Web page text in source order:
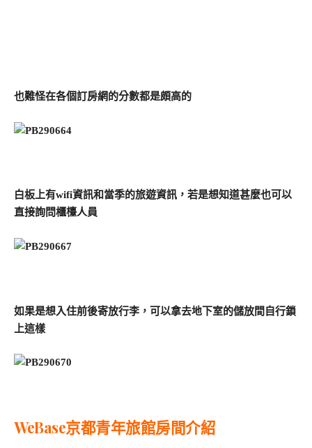
也難怪在各個訂房網的分數都是頗高的
白板上有wifi資訊和當季的旅遊資訊，若是想知道甚麼也可以
直接詢問櫃檯人員
如果是想入住前後寄放行李，可以拿去地下室的儲放間自行鎖
上這樣
WeBase京都青年旅館房間介紹